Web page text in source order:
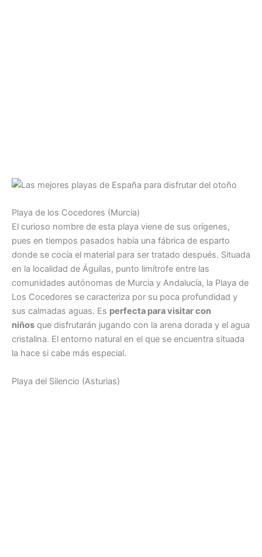
Playa de los Cocedores (Murcia)
El curioso nombre de esta playa viene de sus orígenes,
pues en tiempos pasados había una fábrica de esparto
donde se cocía el material para ser tratado después. Situada
en la localidad de Águilas, punto limítrofe entre las
comunidades autónomas de Murcia y Andalucía, la Playa de
Los Cocedores se caracteriza por su poca profundidad y
sus calmadas aguas. Es perfecta para visitar con
niños que disfrutarán jugando con la arena dorada y el agua
cristalina. El entorno natural en el que se encuentra situada
la hace si cabe más especial.
Playa del Silencio (Asturias)